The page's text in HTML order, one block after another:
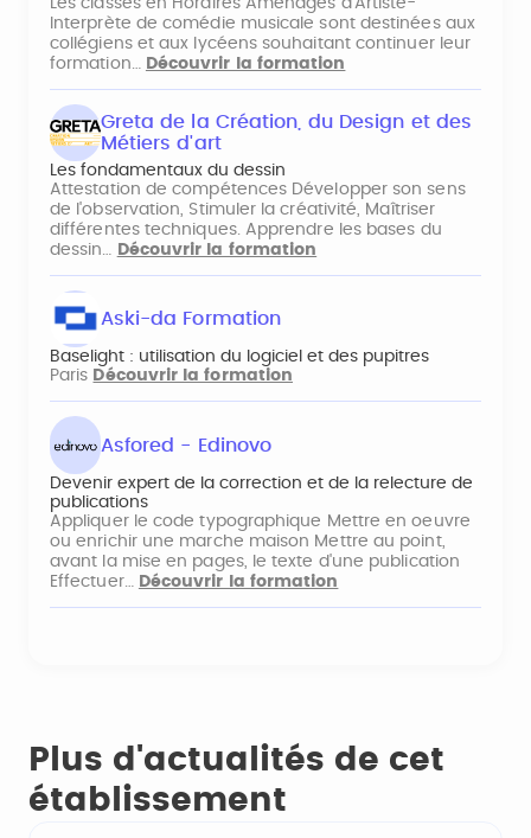
Interprète de comédie musicale sont destinées aux
collégiens et aux lycéens souhaitant continuer leur
formation…
Découvrir la formation
Greta de la Création, du Design et des
Métiers d'art
Les fondamentaux du dessin
Attestation de compétences Développer son sens
de l'observation, Stimuler la créativité, Maîtriser
différentes techniques. Apprendre les bases du
dessin… Découvrir la formation
Aski-da Formation
Baselight : utilisation du logiciel et des pupitres
Paris Découvrir la formation
Asfored - Edinovo
Devenir expert de la correction et de la relecture de
publications
Appliquer le code typographique Mettre en oeuvre
ou enrichir une marche maison Mettre au point,
avant la mise en pages, le texte d'une publication
Effectuer…
Découvrir la formation
Plus d'actualités de cet
établissement